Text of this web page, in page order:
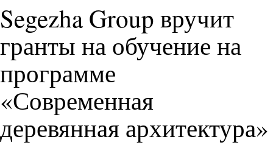
Segezha Group вручит
гранты на обучение на
программе
«Современная
деревянная архитектура»